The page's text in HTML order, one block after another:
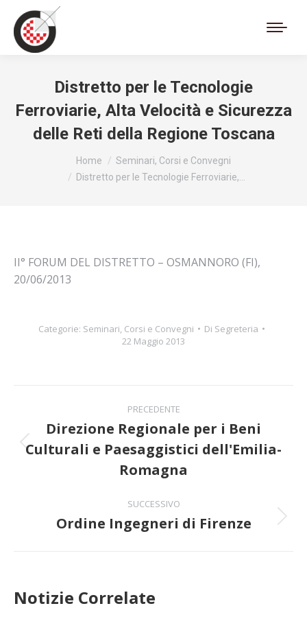
Distretto per le Tecnologie
Ferroviarie, Alta Velocità e Sicurezza
delle Reti della Regione Toscana
Home
Seminari, Corsi e Convegni
Distretto per le Tecnologie Ferroviarie,…
II° FORUM DEL DISTRETTO – OSMANNORO (FI),
20/06/2013
Categorie: Seminari, Corsi e Convegni Di Segreteria
22 Maggio 2013
tra
PRECEDENTE
Post
precedente:
Direzione Regionale per i Beni
Culturali e Paesaggistici dell'Emilia-
Romagna
SUCCESSIVO
Prossimo
Ordine Ingegneri di Firenze
Notizie Correlate